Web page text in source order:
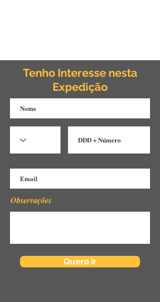
Tenho Interesse nesta
Expedição
Observações
Quero ir